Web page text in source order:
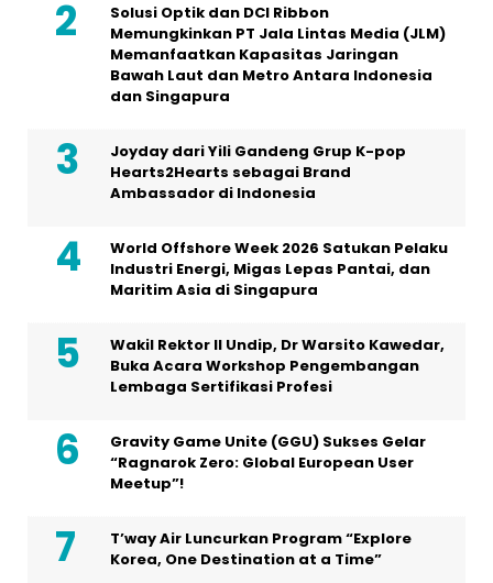
Solusi Optik dan DCI Ribbon
Memungkinkan PT Jala Lintas Media (JLM)
Memanfaatkan Kapasitas Jaringan
Bawah Laut dan Metro Antara Indonesia
dan Singapura
Joyday dari Yili Gandeng Grup K-pop
Hearts2Hearts sebagai Brand
Ambassador di Indonesia
World Offshore Week 2026 Satukan Pelaku
Industri Energi, Migas Lepas Pantai, dan
Maritim Asia di Singapura
Wakil Rektor II Undip, Dr Warsito Kawedar,
Buka Acara Workshop Pengembangan
Lembaga Sertifikasi Profesi
Gravity Game Unite (GGU) Sukses Gelar
“Ragnarok Zero: Global European User
Meetup”!
T’way Air Luncurkan Program “Explore
Korea, One Destination at a Time”